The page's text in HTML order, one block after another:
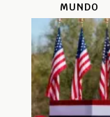
MUNDO